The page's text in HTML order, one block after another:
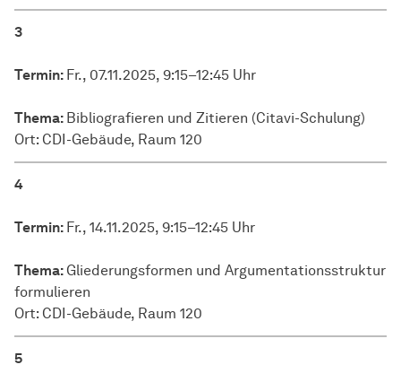
3
Termin: Fr., 07.11.2025, 9:15–12:45 Uhr
Thema: Bibliografieren und Zitieren (Citavi-Schulung)
Ort: CDI-Gebäude, Raum 120
4
Termin: Fr., 14.11.2025, 9:15–12:45 Uhr
Thema: Gliederungsformen und Argumentationsstruktur
formulieren
Ort: CDI-Gebäude, Raum 120
5